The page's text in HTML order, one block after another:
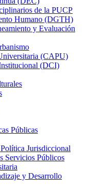
de la PUCP
Humano (DGTH)
y Evaluación
(CAPU)
(DCI)
Públicas
Jurisdiccional
Servicios Públicos
y Desarrollo